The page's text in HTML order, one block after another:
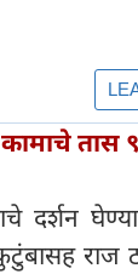
कामाचे
दर्शन
राज